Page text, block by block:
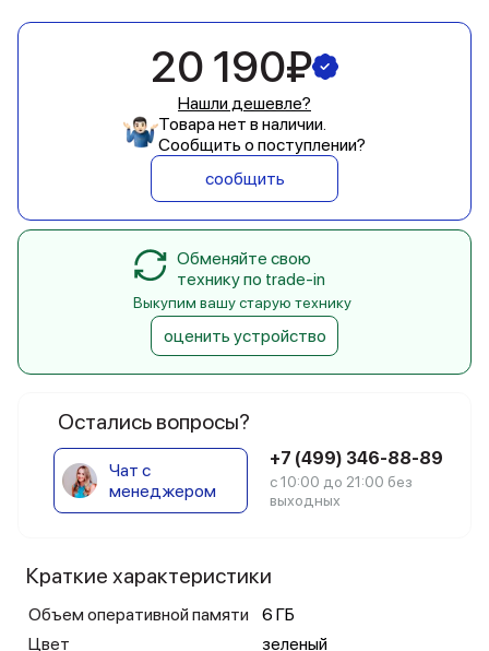
Остались вопросы?
Чат с
менеджером
+7 (499) 346-88-89
с 10:00 до 21:00 без
выходных
Краткие характеристики
Объем оперативной памяти
6 ГБ
Цвет
зеленый
20 190₽
Нашли дешевле?
Товара нет в наличии.
Сообщить о поступлении?
сообщить
Обменяйте свою
технику по trade-in
Выкупим вашу старую технику
оценить устройство